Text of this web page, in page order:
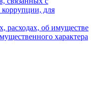
для
расходах, об имуществе
характера